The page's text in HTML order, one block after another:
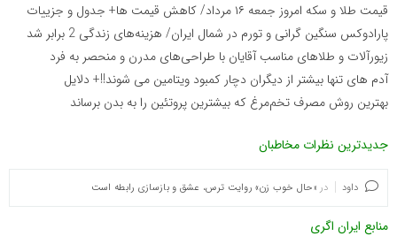
قیمت طلا و سکه امروز جمعه ۱۶ مرداد/ کاهش قیمت ها+ جدول و جزییات
پارادوکس سنگین گرانی و تورم در شمال ایران/ هزینه‌های زندگی 2 برابر ‌شد
زیورآلات و طلاهای مناسب آقایان با طراحی‌های مدرن و منحصر به فرد
آدم های تنها بیشتر از دیگران دچار کمبود ویتامین می شوند!!+ دلایل
بهترین روش مصرف تخم‌مرغ که بیشترین پروتئین را به بدن برساند
جدیدترین نظرات مخاطبان
داود در «حال خوب زن» روایت ترس، عشق و بازسازی رابطه است
منابع ایران اگری